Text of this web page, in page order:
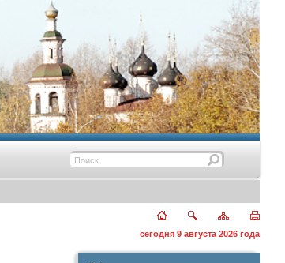
сегодня 9 августа 2026 года